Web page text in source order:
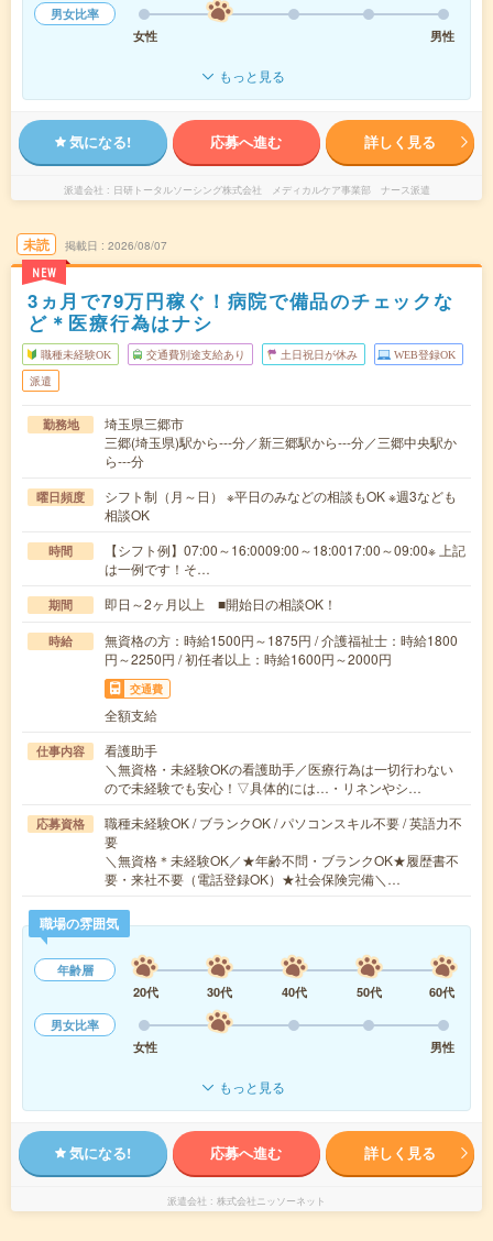
男女比率
女性
男性
もっと見る
気になる! 応募へ進む 詳しく見る
派遣会社 日研トータルソーシング株式会社 メディカルケア事業部 ナース派遣
未読
NEW
掲載日 2026/08/07
3ヵ月で79万円稼ぐ！病院で備品のチェックな
ど＊医療行為はナシ
職種未経験OK 交通費別途支給あり 土日祝日が休み WEB登録OK
派遣
勤務地
埼玉県三郷市
三郷(埼玉県)駅から---分／新三郷駅から---分／三郷中央駅か
ら---分
曜日頻度
シフト制（月～日） ※平日のみなどの相談もOK ※週3なども
相談OK
時間
【シフト例】07:00～16:0009:00～18:0017:00～09:00※ 上記
は一例です！そ…
期間 即日～2ヶ月以上 ■開始日の相談OK！
時給
無資格の方：時給1500円～1875円 / 介護福祉士：時給1800
円～2250円 / 初任者以上：時給1600円～2000円
交通費
全額支給
仕事内容
看護助手
＼無資格・未経験OKの看護助手／医療行為は一切行わない
ので未経験でも安心！▽具体的には…・リネンやシ…
応募資格
職種未経験OK / ブランクOK / パソコンスキル不要 / 英語力不
要
＼無資格＊未経験OK／★年齢不問・ブランクOK★履歴書不
要・来社不要（電話登録OK）★社会保険完備＼…
職場の雰囲気
年齢層
20代
30代 40代 50代
60代
男女比率
女性
男性
もっと見る
気になる! 応募へ進む 詳しく見る
派遣会社 株式会社ニッソーネット